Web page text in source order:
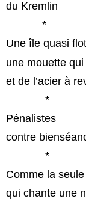
du Kremlin
*
Une île quasi
une mouette
et de l’acier à
*
Pénalistes
contre
*
Comme la
qui chante une